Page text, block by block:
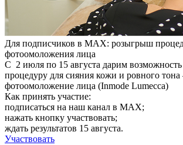
Для подписчиков в MAX: розыгрыш
фотоомоложения лица
С 2 июля по 15 августа дарим
процедуру для сияния кожи и ровного
фотоомоложение лица (Inmode Lumecca)
Как принять участие:
подписаться на наш канал в MAX;
нажать кнопку участвовать;
ждать результатов 15 августа.
Участвовать